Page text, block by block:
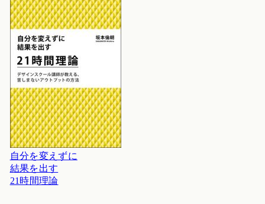
自分を変えずに
結果を出す
21時間理論